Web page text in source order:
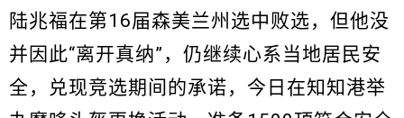
陆兆福在第16届森美兰州选中败选，但他没
并因此“离开真纳”，仍继续心系当地居民安
全，兑现竞选期间的承诺，今日在知知港举